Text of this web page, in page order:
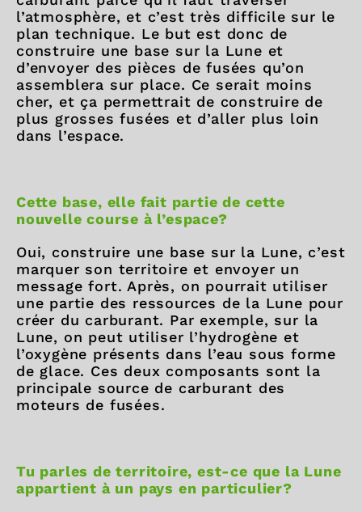
l’atmosphère, et c’est très difficile sur le
plan technique. Le but est donc de
construire une base sur la Lune et
d’envoyer des pièces de fusées qu’on
assemblera sur place. Ce serait moins
cher, et ça permettrait de construire de
plus grosses fusées et d’aller plus loin
dans l’espace.
Cette base, elle fait partie de cette
nouvelle course à l’espace?
Oui, construire une base sur la Lune, c’est
marquer son territoire et envoyer un
message fort. Après, on pourrait utiliser
une partie des ressources de la Lune pour
créer du carburant. Par exemple, sur la
Lune, on peut utiliser l’hydrogène et
l’oxygène présents dans l’eau sous forme
de glace. Ces deux composants sont la
principale source de carburant des
moteurs de fusées.
Tu parles de territoire, est-ce que la Lune
appartient à un pays en particulier?